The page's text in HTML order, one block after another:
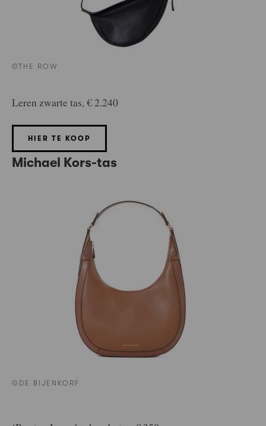
©THE ROW
Leren zwarte tas, € 2.240
HIER TE KOOP
Michael Kors-tas
©DE BIJENKORF